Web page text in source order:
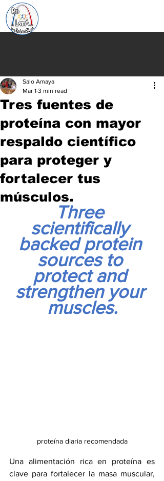
Tres fuentes de
proteína con mayor
respaldo científico
para proteger y
fortalecer tus
músculos.
Salo Amaya
Mar 1 3 min read
Three
scientifically
backed protein
sources to
protect and
strengthen your
muscles.
proteína diaria recomendada
Una alimentación rica en proteína es
clave para fortalecer la masa muscular,